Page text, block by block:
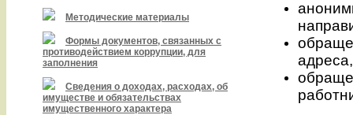
Методические материалы
Формы документов, связанных с
противодействием коррупции, для
заполнения
Сведения о доходах, расходах, об
имуществе и обязательствах
имущественного характера